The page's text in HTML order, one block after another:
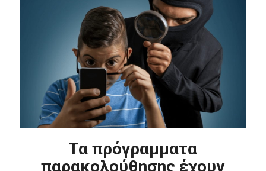
Τα πρόγραμματα
παρακολούθησης έχουν